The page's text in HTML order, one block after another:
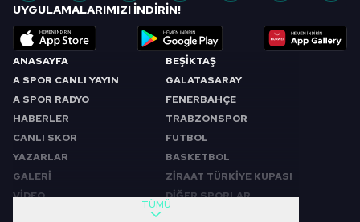
ANASAYFA
A SPOR CANLI YAYIN
A SPOR RADYO
HABERLER
CANLI SKOR
YAZARLAR
GALERİ
VİDEO
BEŞİKTAŞ
GALATASARAY
FENERBAHÇE
TRABZONSPOR
FUTBOL
BASKETBOL
ZİRAAT TÜRKİYE KUPASI
DİĞER SPORLAR
TÜMÜ
UYGULAMALARIMIZI İNDİRİN!